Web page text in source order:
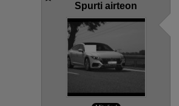
Spurti airteon